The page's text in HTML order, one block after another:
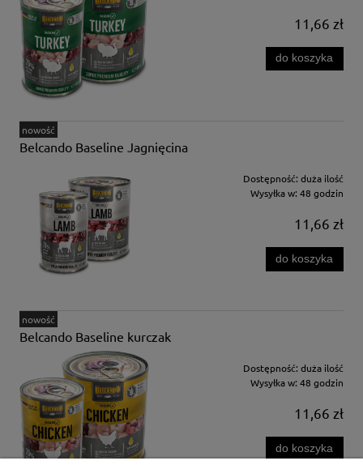
11,66 zł
do koszyka
Belcando Baseline Jagnięcina
Dostępność: duża ilość
Wysyłka w: 48 godzin
11,66 zł
do koszyka
nowość
Belcando Baseline kurczak
Dostępność: duża ilość
Wysyłka w: 48 godzin
11,66 zł
do koszyka
nowość